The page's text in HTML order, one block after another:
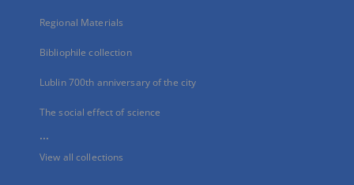
Regional Materials
Bibliophile collection
Lublin 700th anniversary of the city
The social effect of science
...
View all collections